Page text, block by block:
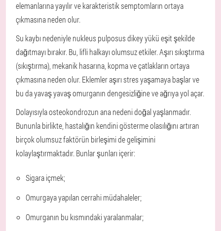
elemanlarına yayılır ve karakteristik semptomların ortaya
çıkmasına neden olur.
Su kaybı nedeniyle nukleus pulposus dikey yükü eşit şekilde
dağıtmayı bırakır. Bu, lifli halkayı olumsuz etkiler. Aşırı sıkıştırma
(sıkıştırma), mekanik hasarına, kopma ve çatlakların ortaya
çıkmasına neden olur. Eklemler aşırı stres yaşamaya başlar ve
bu da yavaş yavaş omurganın dengesizliğine ve ağrıya yol açar.
Dolayısıyla osteokondrozun ana nedeni doğal yaşlanmadır.
Bununla birlikte, hastalığın kendini gösterme olasılığını artıran
birçok olumsuz faktörün birleşimi de gelişimini
kolaylaştırmaktadır. Bunlar şunları içerir:
Sigara içmek;
Omurgaya yapılan cerrahi müdahaleler;
Omurganın bu kısmındaki yaralanmalar;